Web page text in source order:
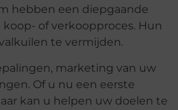
hebben een diepgaande
of verkoopproces. Hun
te vermijden.
marketing van uw
Of u nu een eerste
kan u helpen uw doelen te